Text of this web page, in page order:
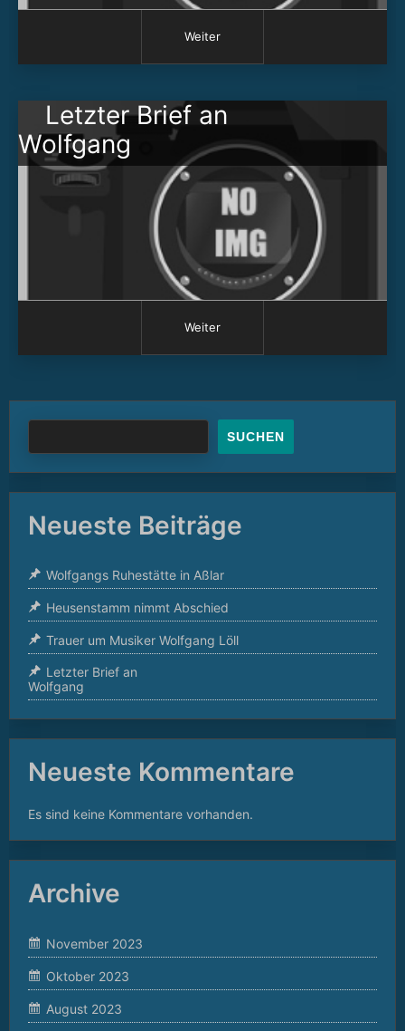
Weiter
Letzter Brief an
Weiter
SUCHEN
Neueste Beiträge
Wolfgangs Ruhestätte in Aßlar
Heusenstamm nimmt Abschied
Trauer um Musiker Wolfgang Löll
Letzter Brief an
Wolfgang
Neueste Kommentare
Es sind keine Kommentare vorhanden.
Archive
November 2023
Oktober 2023
August 2023